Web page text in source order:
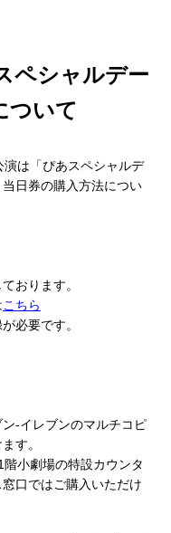
ペシャルデー
ついて
は「ぴあスペシャルデ
日券の購入方法につい
おります。
こちら
必要です。
ン-イレブンのマルチコピ
す。
階小劇場の特設カウンタ
口ではご購入いただけ